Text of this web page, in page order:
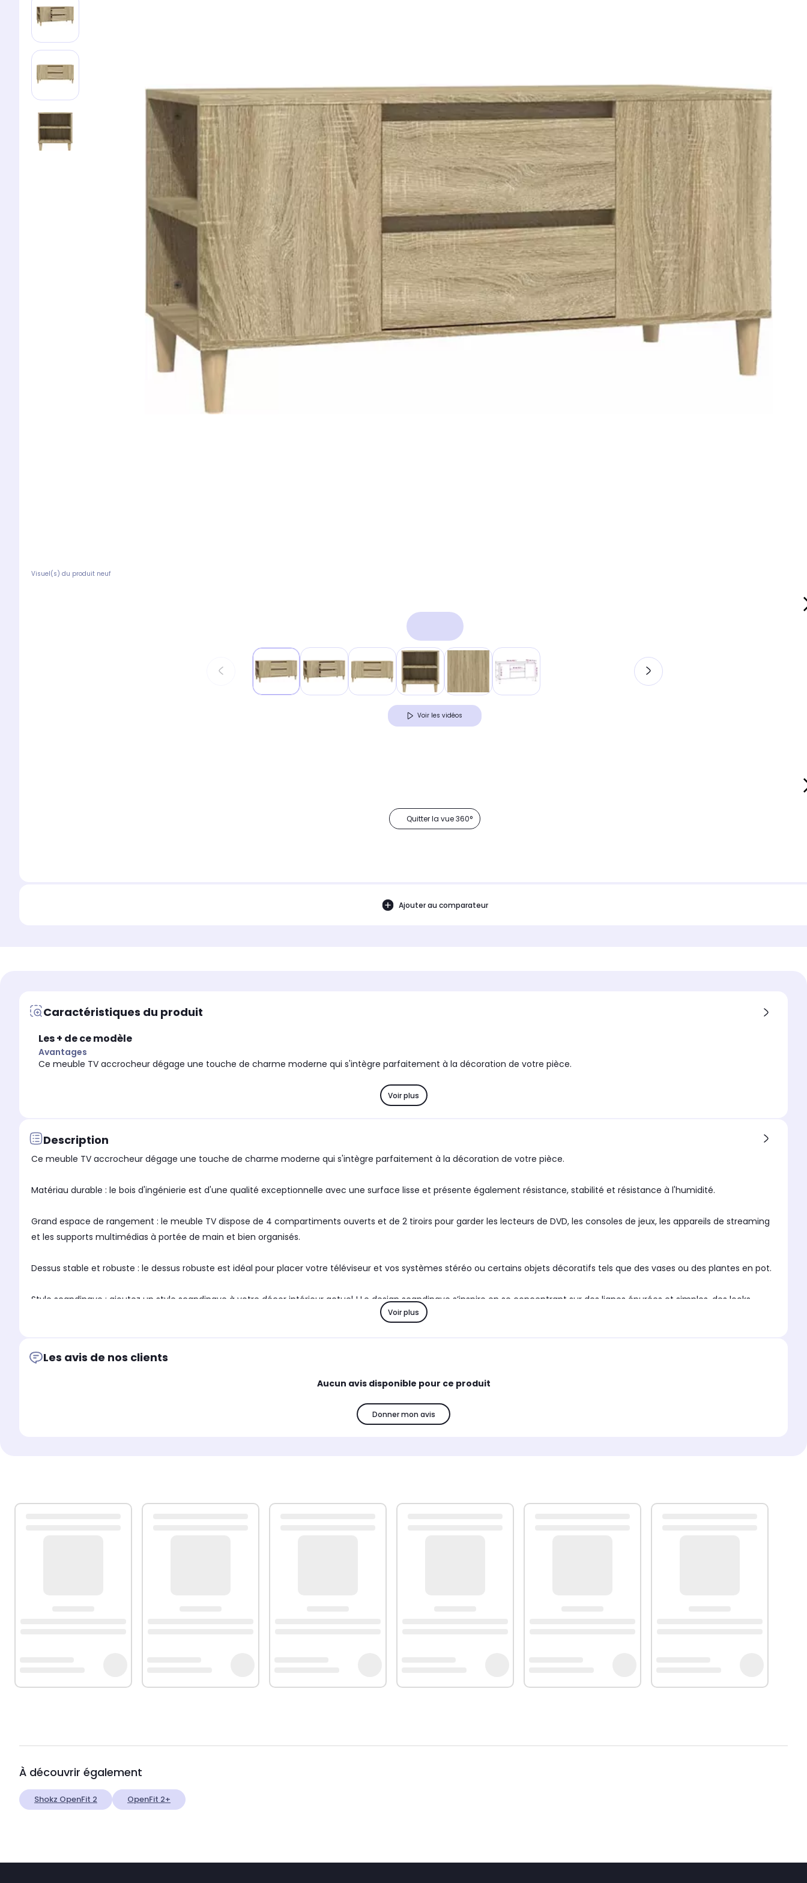
Visuel(s) du produit neuf
Voir les vidéos
Quitter la vue 360°
Ajouter au comparateur
Caractéristiques du produit
Les + de ce modèle
Avantages
Ce meuble TV accrocheur dégage une touche de charme moderne qui s'intègre parfaitement à la décoration de votre pièce.
Voir plus
Description
Ce meuble TV accrocheur dégage une touche de charme moderne qui s'intègre parfaitement à la décoration de votre pièce.
Matériau durable : le bois d'ingénierie est d'une qualité exceptionnelle avec une surface lisse et présente également résistance, stabilité et résistance à l'humidité.
Grand espace de rangement : le meuble TV dispose de 4 compartiments ouverts et de 2 tiroirs pour garder les lecteurs de DVD, les consoles de jeux, les appareils de streaming
et les supports multimédias à portée de main et bien organisés.
Dessus stable et robuste : le dessus robuste est idéal pour placer votre téléviseur et vos systèmes stéréo ou certains objets décoratifs tels que des vases ou des plantes en pot.
Style scandinave : ajoutez un style scandinave à votre décor intérieur actuel ! Le design scandinave s’inspire en se concentrant sur des lignes épurées et simples, des looks
Remarque :Chaque produit est livré avec un manuel de montage dans la boîte pour un montage facile.
Voir plus
Les avis de nos clients
Aucun avis disponible pour ce produit
Donner mon avis
À découvrir également
Shokz OpenFit 2 OpenFit 2+